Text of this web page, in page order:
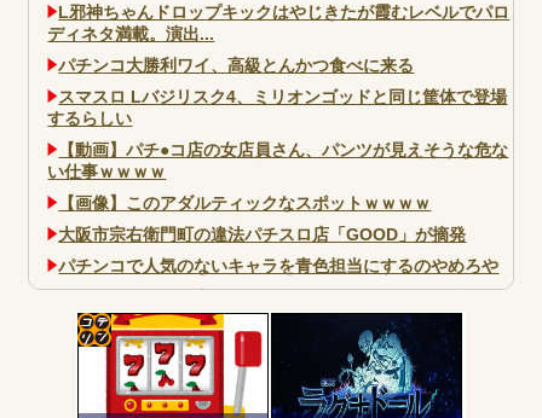
L邪神ちゃんドロップキックはやじきたが霞むレベルでパロ
ディネタ満載。演出...
パチンコ大勝利ワイ、高級とんかつ食べに来る
スマスロ Lバジリスク4、ミリオンゴッドと同じ筐体で登場
するらしい
【動画】パチ●コ店の女店員さん、パンツが見えそうな危な
い仕事ｗｗｗｗ
【画像】このアダルティックなスポットｗｗｗｗ
大阪市宗右衛門町の違法パチスロ店「GOOD」が摘発
パチンコで人気のないキャラを青色担当にするのやめろや
ワイ、パチンコ屋店員の目の前で会員カードを握り潰し
「今までありがとう」と...
無職のパチンコカス(22)なんやが、ワイの人生どれくらい
ヤバいか教えて？...
AngelBeats!とかいうクソアニメの思い出ｗｗｗ
コテ
リン